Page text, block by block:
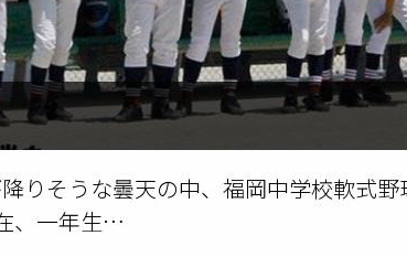
りそうな曇天の中、福岡中学校軟式
、一年生…